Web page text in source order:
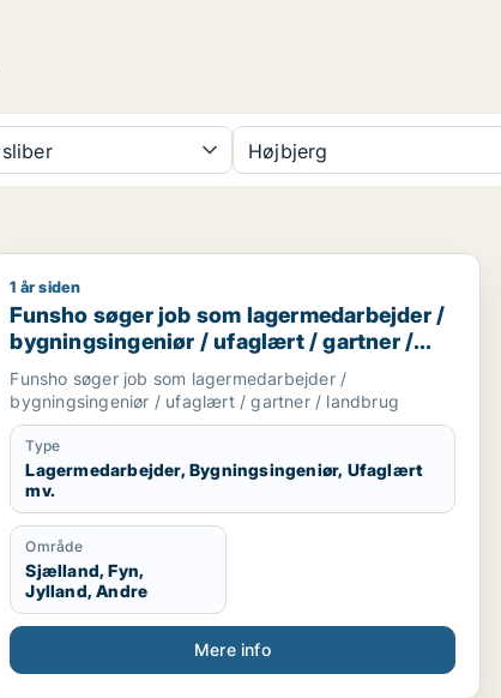
Højbjerg
naturmedarbejder / ufaglært / produktionsteknolog
Funsho søger job som lagermedarbejder /
1 år siden
Funsho søger job som lagermedarbejder /
bygningsingeniør / ufaglært / gartner /
landbrug
Funsho søger job som lagermedarbejder /
bygningsingeniør / ufaglært / gartner / landbrug
Type
Lagermedarbejder, Bygningsingeniør, Ufaglært
mv.
Område
Sjælland, Fyn,
Jylland, Andre
Mere info